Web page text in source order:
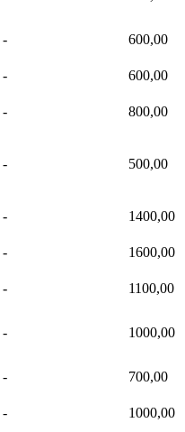
-
600,00
-
600,00
-
800,00
- 500,00
-
1400,00
-
1600,00
-
1100,00
- 1000,00
-
700,00
-
1000,00